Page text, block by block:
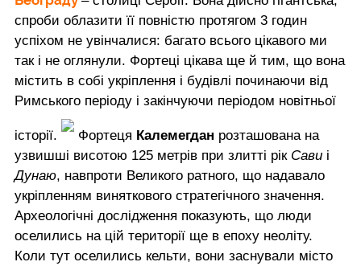
спроби облазити її повністю протягом 3 годин
успіхом не увінчалися: багато всього цікавого ми
так і не оглянули. Фортеці цікава ще й тим, що вона
містить в собі укріплення і будівлі починаючи від
Римського періоду і закінчуючи періодом новітньої
історії. Фортеця Калемегдан розташована на
узвишші висотою 125 метрів при злитті рік Сави і
Дунаю, навпроти Великого ратного, що надавало
укріпленням виняткового стратегічного значення.
Археологічні дослідження показують, що люди
оселились на цій території ще в епоху неоліту.
Коли тут оселились кельти, вони заснували місто